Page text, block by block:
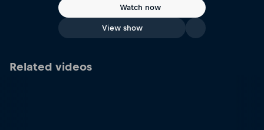
Watch now
View show
Related videos